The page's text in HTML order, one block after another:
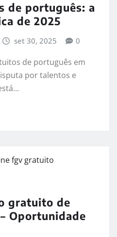
de português: a
de 2025
set 30, 2025 0
de português em
por talentos e
gratuito de
Oportunidade